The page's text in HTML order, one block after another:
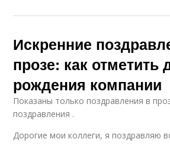
Искренние
прозе: как отметить
рождения компании
Показаны только поздравления в
поздравления .
Дорогие мои коллеги, я поздравляю